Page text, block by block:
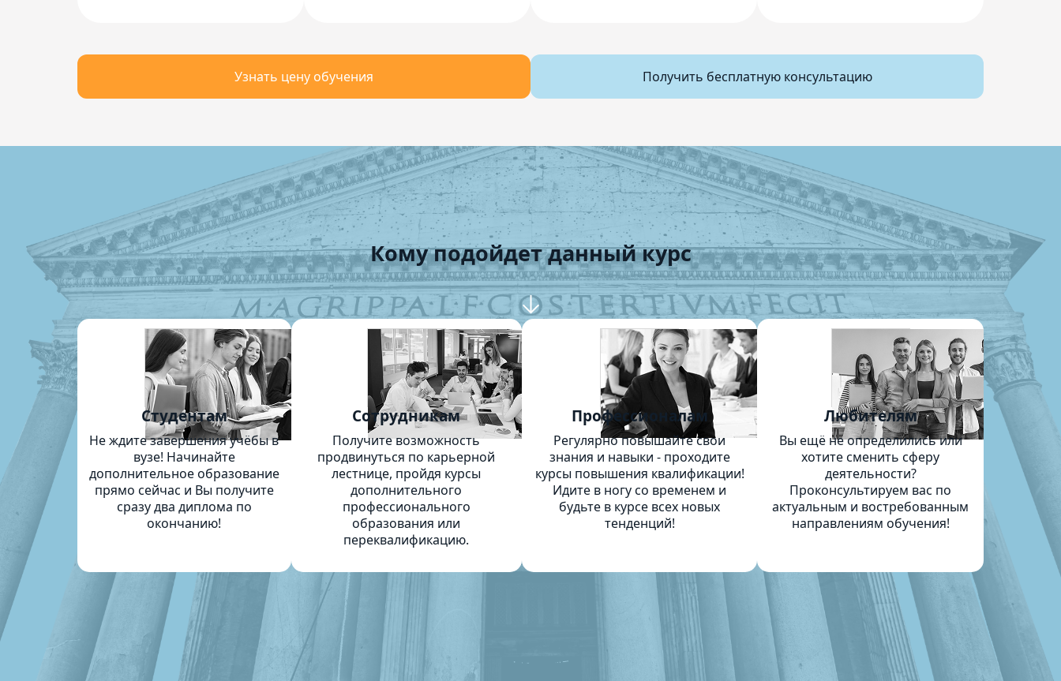
Узнать цену обучения Получить бесплатную консультацию
Кому подойдет данный курс
Студентам
Не ждите завершения учёбы в
вузе! Начинайте
дополнительное образование
прямо сейчас и Вы получите
сразу два диплома по
окончанию!
Сотрудникам
Получите возможность
продвинуться по карьерной
лестнице, пройдя курсы
дополнительного
профессионального
образования или
переквалификацию.
Профессионалам
Регулярно повышайте свои
знания и навыки - проходите
курсы повышения квалификации!
Идите в ногу со временем и
будьте в курсе всех новых
тенденций!
Любителям
Вы ещё не определились или
хотите сменить сферу
деятельности?
Проконсультируем вас по
актуальным и востребованным
направлениям обучения!